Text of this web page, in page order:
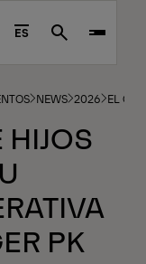
ES Search
NEWS 2026 EL
HIJOS
PK